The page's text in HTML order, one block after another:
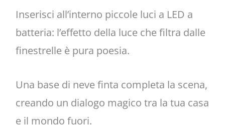
Inserisci all’interno piccole luci a LED a
batteria: l’effetto della luce che filtra dalle
finestrelle è pura poesia.
Una base di neve finta completa la scena,
creando un dialogo magico tra la tua casa
e il mondo fuori.